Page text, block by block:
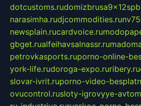
dotcustoms.ru
narasimha.rudjcommodities.ru
newsplain.rucardvoice.ru
gbget.rualfeihavsalnassr.ru
petrovkasports.ruporno-online-
york-life.rudoroga-expo.ruribery.ru
slovar-ivrit.ruporno-video-
ovucontrol.rusloty-igrovyye-